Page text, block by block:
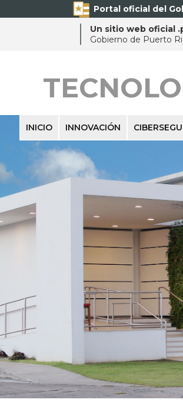
Portal oficial del
Un sitio web oficial
Gobierno de Puerto
INICIO INNOVACIÓN